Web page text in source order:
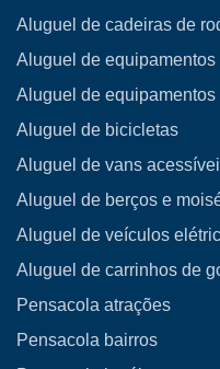
Aluguel de cadeiras de
Aluguel de equipamentos
Aluguel de equipamentos
Aluguel de bicicletas
Aluguel de vans
Aluguel de berços e
Aluguel de veículos
Aluguel de carrinhos de
Pensacola atrações
Pensacola bairros